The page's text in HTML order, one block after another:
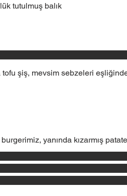
tutulmuş balık
tofu şiş, mevsim sebzeleri
yanında kızarmış